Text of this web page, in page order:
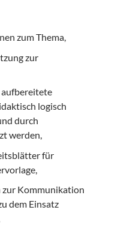
zum Thema,
zur
logisch
durch
werden,
für
zur Kommunikation
dem Einsatz